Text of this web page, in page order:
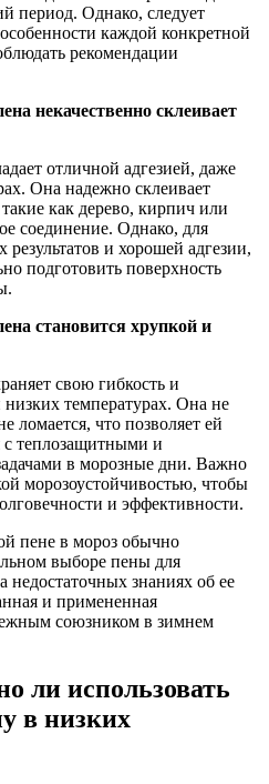
период. Однако, следует
каждой конкретной
рекомендации
некачественно склеивает
отличной адгезией, даже
Она надежно склеивает
как дерево, кирпич или
соединение. Однако, для
и хорошей адгезии,
подготовить поверхность
становится хрупкой и
свою гибкость и
низких температурах. Она не
ломается, что позволяет ей
с теплозащитными и
в морозные дни. Важно
морозоустойчивостью, чтобы
и эффективности.
пене в мороз обычно
выборе пены для
знаниях об ее
и примененная
союзником в зимнем
ли использовать
в низких